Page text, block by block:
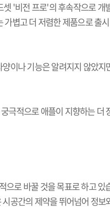
셋'비전 프로'의 후속작으로 개
가볍고 더 저렴한 제품으로 출
이나 기능은 알려지지 않았지
극적으로 애플이 지향하는 더
으로 바꿀 것을 목표로 하고 있
시공간의 제약을 뛰어넘어 정보